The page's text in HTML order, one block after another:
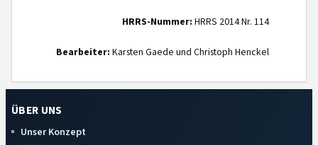
HRRS-Nummer: HRRS 2014 Nr. 114
Bearbeiter: Karsten Gaede und Christoph Henckel
ÜBER UNS
Unser Konzept